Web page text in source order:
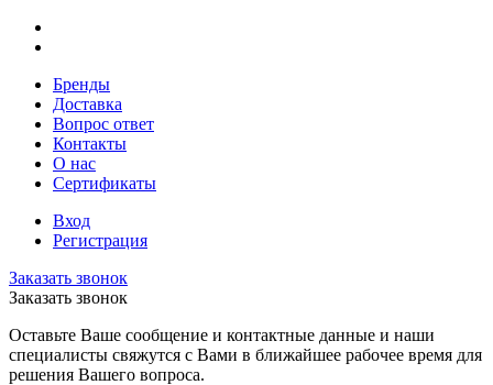
Бренды
Доставка
Вопрос ответ
Контакты
О нас
Сертификаты
Вход
Регистрация
Заказать звонок
Заказать звонок
Оставьте Ваше сообщение и контактные данные и наши
специалисты свяжутся с Вами в ближайшее рабочее время для
решения Вашего вопроса.